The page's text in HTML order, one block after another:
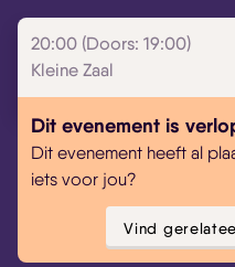
20:00 (Doors: 19:00)
Kleine Zaal
Dit evenement is
Dit evenement heeft al
iets voor jou?
Vind